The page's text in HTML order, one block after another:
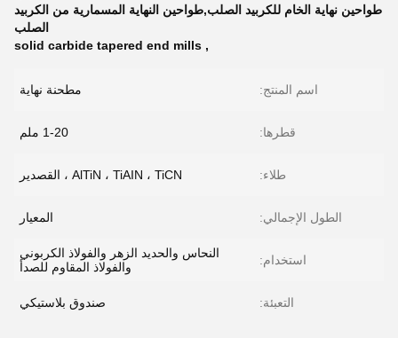
طواحين نهاية الخام للكربيد الصلب,طواحين النهاية المسمارية من الكربيد
الصلب
,
solid carbide tapered end mills
اسم المنتج: مطحنة نهاية
قطرها: 1-20 ملم
طلاء: AlTiN ، TiAIN ، TiCN ، القصدير
الطول الإجمالي: المعيار
استخدام:
النحاس والحديد الزهر والفولاذ الكربوني
والفولاذ المقاوم للصدأ
التعبئة: صندوق بلاستيكي